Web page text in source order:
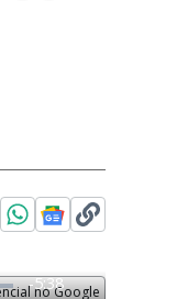
no Google
R
-5:38